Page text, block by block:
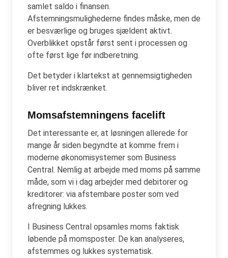
samlet saldo i finansen.
Afstemningsmulighederne findes måske, men de
er besværlige og bruges sjældent aktivt.
Overblikket opstår først sent i processen og
ofte først lige før indberetning.
Det betyder i klartekst at gennemsigtigheden
bliver ret indskrænket.
Momsafstemningens facelift
Det interessante er, at løsningen allerede for
mange år siden begyndte at komme frem i
moderne økonomisystemer som Business
Central. Nemlig at arbejde med moms på samme
måde, som vi i dag arbejder med debitorer og
kreditorer: via afstembare poster som ved
afregning lukkes.
I Business Central opsamles moms faktisk
løbende på momsposter. De kan analyseres,
afstemmes og lukkes systematisk.